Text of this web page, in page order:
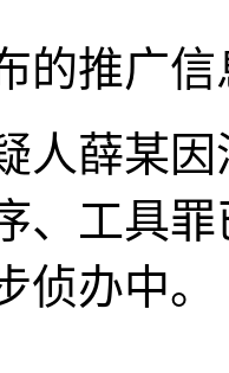
的推广信
人薛某
、工具
侦办中。